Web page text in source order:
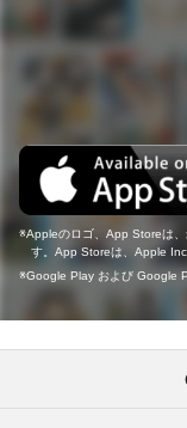
Appleのロゴ、App Storeは
す。App Storeは、Apple
Google Play および Google